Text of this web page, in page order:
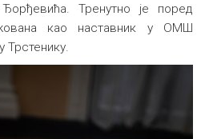
Тренутно је поред
као наставник у ОМШ
Трстенику.